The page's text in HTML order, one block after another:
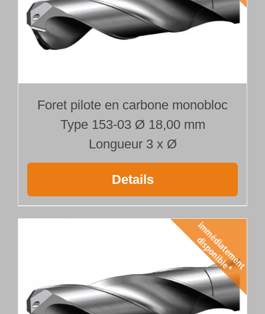
Foret pilote en carbone monobloc
Type 153-03 Ø 18,00 mm
Longueur 3 x Ø
Details